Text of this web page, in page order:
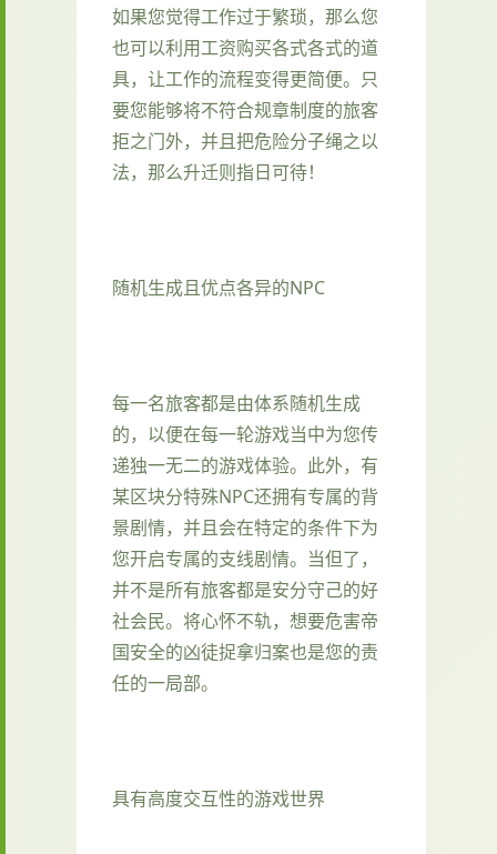
如果您觉得工作过于繁琐，那么您
也可以利用工资购买各式各式的道
具，让工作的流程变得更简便。只
要您能够将不符合规章制度的旅客
拒之门外，并且把危险分子绳之以
法，那么升迁则指日可待！
随机生成且优点各异的NPC
每一名旅客都是由体系随机生成
的，以便在每一轮游戏当中为您传
递独一无二的游戏体验。此外，有
某区块分特殊NPC还拥有专属的背
景剧情，并且会在特定的条件下为
您开启专属的支线剧情。当但了，
并不是所有旅客都是安分守己的好
社会民。将心怀不轨，想要危害帝
国安全的凶徒捉拿归案也是您的责
任的一局部。
具有高度交互性的游戏世界